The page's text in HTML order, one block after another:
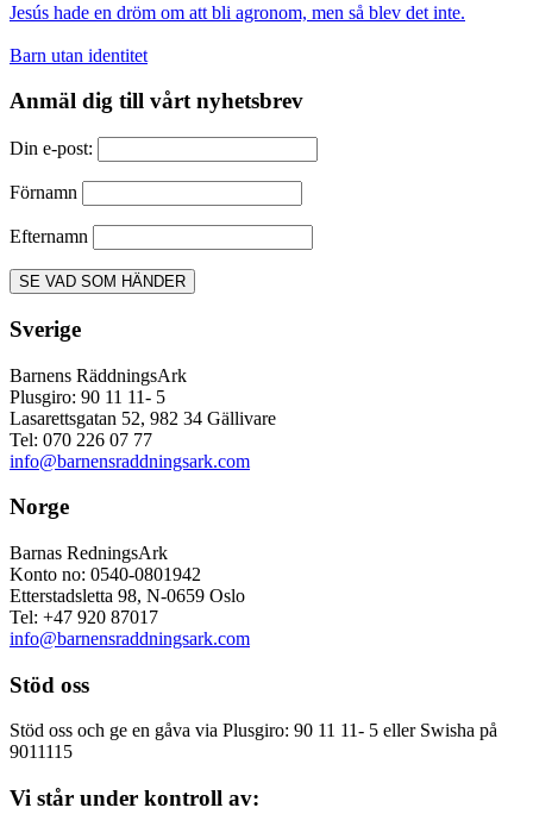
Jesús hade en dröm om att bli agronom, men så blev det inte.
Barn utan identitet
Anmäl dig till vårt nyhetsbrev
Din e-post:
Förnamn
Efternamn
Sverige
Barnens RäddningsArk
Plusgiro: 90 11 11- 5
Lasarettsgatan 52, 982 34 Gällivare
Tel: 070 226 07 77
info@barnensraddningsark.com
Norge
Barnas RedningsArk
Konto no: 0540-0801942
Etterstadsletta 98, N-0659 Oslo
Tel: +47 920 87017
info@barnensraddningsark.com
Stöd oss
Stöd oss och ge en gåva via Plusgiro: 90 11 11- 5 eller Swisha på
9011115
Vi står under kontroll av: